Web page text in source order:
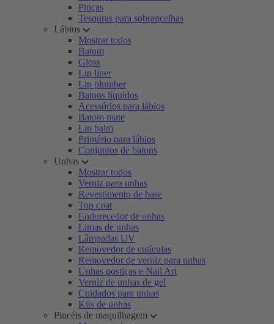
Pinças
Tesouras para sobrancelhas
Lábios
Mostrar todos
Batom
Gloss
Lip liner
Lip plumber
Batons líquidos
Acessórios para lábios
Batom mate
Lip balm
Primário para lábios
Conjuntos de batons
Unhas
Mostrar todos
Verniz para unhas
Revestimento de base
Top coat
Endurecedor de unhas
Limas de unhas
Lâmpadas UV
Removedor de cutículas
Removedor de verniz para unhas
Unhas postiças e Nail Art
Verniz de unhas de gel
Cuidados para unhas
Kits de unhas
Pincéis de maquilhagem